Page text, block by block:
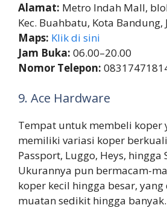
Alamat: Metro Indah Mall,
Kec. Buahbatu, Kota Bandung,
Maps: Klik di sini
Jam Buka: 06.00–20.00
Nomor Telepon:
9. Ace Hardware
Tempat untuk membeli koper
memiliki variasi koper
Passport, Luggo, Heys, hingga
Ukurannya pun bermacam-
koper kecil hingga besar,
muatan sedikit hingga banyak.